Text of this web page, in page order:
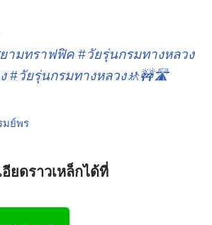
ามทราฟฟิค #วัยรุ่นกรมทางหลวง
#วัยรุ่นกรมทางหลวง🚸🚧🛣️
มย์พร
ยดราวเหล็กได้ที่